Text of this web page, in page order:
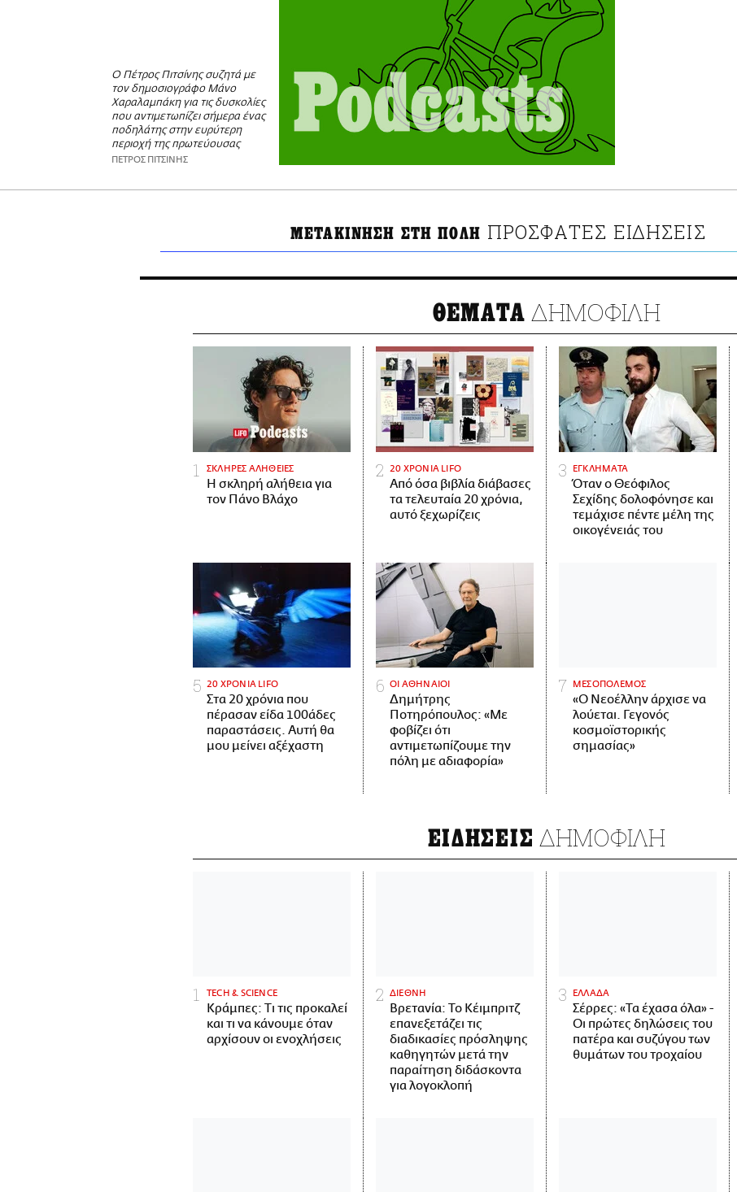
Ο Πέτρος Πιτσίνης συζητά με
τον δημοσιογράφο Μάνο
Χαραλαμπάκη για τις δυσκολίες
που αντιμετωπίζει σήμερα ένας
ποδηλάτης στην ευρύτερη
περιοχή της πρωτεύουσας
ΠΕΤΡΟΣ ΠΙΤΣΙΝΗΣ
ΜΕΤΑΚΙΝΗΣΗ ΣΤΗ ΠΟΛΗ ΠΡΟΣΦΑΤΕΣ ΕΙΔΗΣΕΙΣ
ΘΕΜΑΤΑ ΔΗΜΟΦΙΛΗ
ΣΚΛΗΡΕΣ ΑΛΗΘΕΙΕΣ
H σκληρή αλήθεια για
τον Πάνο Βλάχο
20 ΧΡΟΝΙΑ LIFO
Από όσα βιβλία διάβασες
τα τελευταία 20 χρόνια,
αυτό ξεχωρίζεις
ΕΓΚΛΗΜΑΤΑ
Όταν ο Θεόφιλος
Σεχίδης δολοφόνησε και
τεμάχισε πέντε μέλη της
οικογένειάς του
20 ΧΡΟΝΙΑ LIFO
Στα 20 χρόνια που
πέρασαν είδα 100άδες
παραστάσεις. Αυτή θα
μου μείνει αξέχαστη
ΟΙ ΑΘΗΝΑΙΟΙ
Δημήτρης
Ποτηρόπουλος: «Με
φοβίζει ότι
αντιμετωπίζουμε την
πόλη με αδιαφορία»
ΜΕΣΟΠΟΛΕΜΟΣ
«Ο Νεοέλλην άρχισε να
λούεται. Γεγονός
κοσμοϊστορικής
σημασίας»
ΕΙΔΗΣΕΙΣ ΔΗΜΟΦΙΛΗ
ΤECH & SCIENCE
Κράμπες: Τι τις προκαλεί
και τι να κάνουμε όταν
αρχίσουν οι ενοχλήσεις
ΔΙΕΘΝΗ
Βρετανία: Το Κέιμπριτζ
επανεξετάζει τις
διαδικασίες πρόσληψης
καθηγητών μετά την
παραίτηση διδάσκοντα
για λογοκλοπή
ΕΛΛΑΔΑ
Σέρρες: «Τα έχασα όλα» -
Οι πρώτες δηλώσεις του
πατέρα και συζύγου των
θυμάτων του τροχαίου